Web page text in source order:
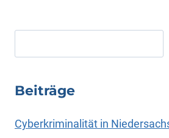
Beiträge
Cyberkriminalität in